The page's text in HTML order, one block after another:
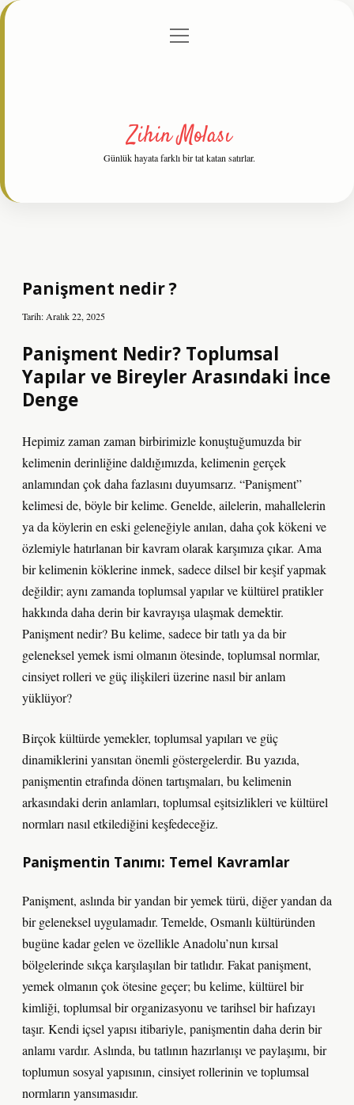
Gizlilik Politikası
menüyü
Zihin Molası
Günlük hayata farklı bir tat katan satırlar.
Panişment nedir ?
Tarih: Aralık 22, 2025
Panişment Nedir? Toplumsal
Yapılar ve Bireyler Arasındaki İnce
Denge
Hepimiz zaman zaman birbirimizle konuştuğumuzda bir
kelimenin derinliğine daldığımızda, kelimenin gerçek
anlamından çok daha fazlasını duyumsarız. “Panişment”
kelimesi de, böyle bir kelime. Genelde, ailelerin, mahallelerin
ya da köylerin en eski geleneğiyle anılan, daha çok kökeni ve
özlemiyle hatırlanan bir kavram olarak karşımıza çıkar. Ama
bir kelimenin köklerine inmek, sadece dilsel bir keşif yapmak
değildir; aynı zamanda toplumsal yapılar ve kültürel pratikler
hakkında daha derin bir kavrayışa ulaşmak demektir.
Panişment nedir? Bu kelime, sadece bir tatlı ya da bir
geleneksel yemek ismi olmanın ötesinde, toplumsal normlar,
cinsiyet rolleri ve güç ilişkileri üzerine nasıl bir anlam
yüklüyor?
Birçok kültürde yemekler, toplumsal yapıları ve güç
dinamiklerini yansıtan önemli göstergelerdir. Bu yazıda,
panişmentin etrafında dönen tartışmaları, bu kelimenin
arkasındaki derin anlamları, toplumsal eşitsizlikleri ve kültürel
normları nasıl etkilediğini keşfedeceğiz.
Panişmentin Tanımı: Temel Kavramlar
Panişment, aslında bir yandan bir yemek türü, diğer yandan da
bir geleneksel uygulamadır. Temelde, Osmanlı kültüründen
bugüne kadar gelen ve özellikle Anadolu’nun kırsal
bölgelerinde sıkça karşılaşılan bir tatlıdır. Fakat panişment,
yemek olmanın çok ötesine geçer; bu kelime, kültürel bir
kimliği, toplumsal bir organizasyonu ve tarihsel bir hafızayı
taşır. Kendi içsel yapısı itibariyle, panişmentin daha derin bir
anlamı vardır. Aslında, bu tatlının hazırlanışı ve paylaşımı, bir
toplumun sosyal yapısının, cinsiyet rollerinin ve toplumsal
normların yansımasıdır.